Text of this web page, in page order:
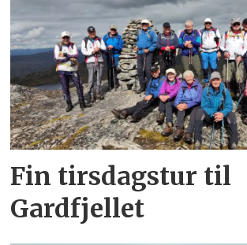
Fin tirsdagstur til
Gardfjellet